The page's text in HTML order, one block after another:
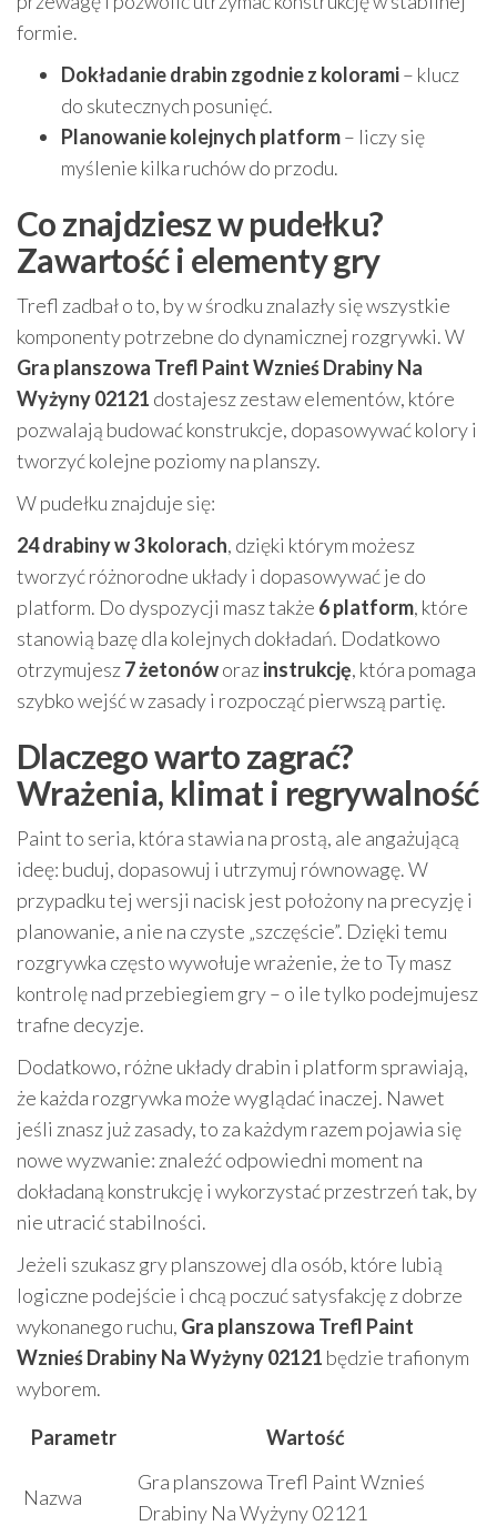
formie.
Dokładanie drabin zgodnie z kolorami– klucz
do skutecznych posunięć.
Planowanie kolejnych platform– liczy się
myślenie kilka ruchów do przodu.
Co znajdziesz w pudełku?
Zawartość i elementy gry
Trefl zadbał o to, by w środku znalazły się wszystkie
komponenty potrzebne do dynamicznej rozgrywki. W
Gra planszowa Trefl Paint Wznieś Drabiny Na
Wyżyny 02121 dostajesz zestaw elementów, które
pozwalają budować konstrukcje, dopasowywać kolory i
tworzyć kolejne poziomy na planszy.
W pudełku znajduje się:
24 drabiny w 3 kolorach, dzięki którym możesz
tworzyć różnorodne układy i dopasowywać je do
platform. Do dyspozycji masz także 6 platform, które
stanowią bazę dla kolejnych dokładań. Dodatkowo
otrzymujesz7 żetonóworazinstrukcję, która pomaga
szybko wejść w zasady i rozpocząć pierwszą partię.
Dlaczego warto zagrać?
Wrażenia, klimat i regrywalność
Paint to seria, która stawia na prostą, ale angażującą
ideę: buduj, dopasowuj i utrzymuj równowagę. W
przypadku tej wersji nacisk jest położony na precyzję i
planowanie, a nie na czyste „szczęście”. Dzięki temu
rozgrywka często wywołuje wrażenie, że to Ty masz
kontrolę nad przebiegiem gry – o ile tylko podejmujesz
trafne decyzje.
Dodatkowo, różne układy drabin i platform sprawiają,
że każda rozgrywka może wyglądać inaczej. Nawet
jeśli znasz już zasady, to za każdym razem pojawia się
nowe wyzwanie: znaleźć odpowiedni moment na
dokładaną konstrukcję i wykorzystać przestrzeń tak, by
nie utracić stabilności.
Jeżeli szukasz gry planszowej dla osób, które lubią
logiczne podejście i chcą poczuć satysfakcję z dobrze
wykonanego ruchu, Gra planszowa Trefl Paint
Wznieś Drabiny Na Wyżyny 02121 będzie trafionym
wyborem.
Parametr
Wartość
Nazwa
Gra planszowa Trefl Paint Wznieś
Drabiny Na Wyżyny 02121